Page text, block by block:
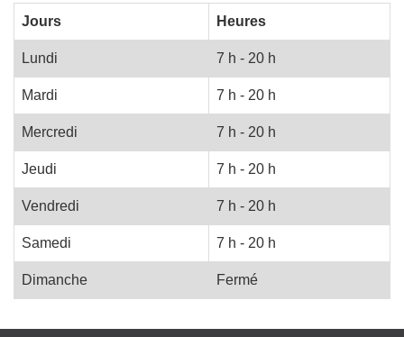
Jours Heures
Lundi 7 h - 20 h
Mardi 7 h - 20 h
Mercredi 7 h - 20 h
Jeudi 7 h - 20 h
Vendredi 7 h - 20 h
Samedi 7 h - 20 h
Dimanche Fermé